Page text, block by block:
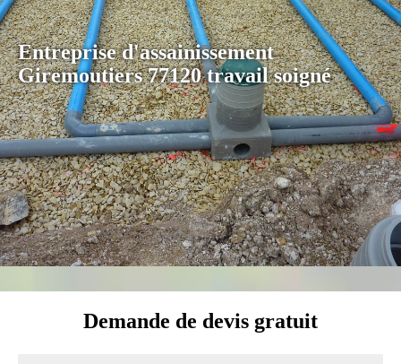
Entreprise d'assainissement
Giremoutiers 77120 travail soigné
Demande de devis gratuit